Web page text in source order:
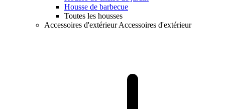
Housse de barbecue
Toutes les housses
Accessoires d'extérieur Accessoires d'extérieur